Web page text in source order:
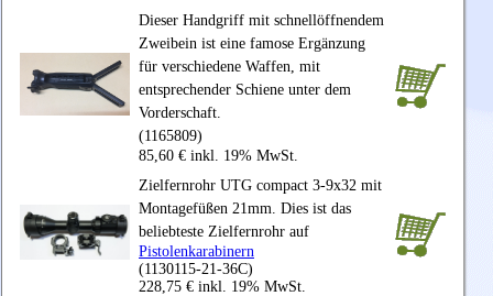
Dieser Handgriff mit schnellöffnendem
Zweibein ist eine famose Ergänzung
für verschiedene Waffen, mit
entsprechender Schiene unter dem
Vorderschaft.
(1165809)
85,60 € inkl. 19% MwSt.
Zielfernrohr UTG compact 3-9x32 mit
Montagefüßen 21mm. Dies ist das
beliebteste Zielfernrohr auf
Pistolenkarabinern
(1130115-21-36C)
228,75 € inkl. 19% MwSt.